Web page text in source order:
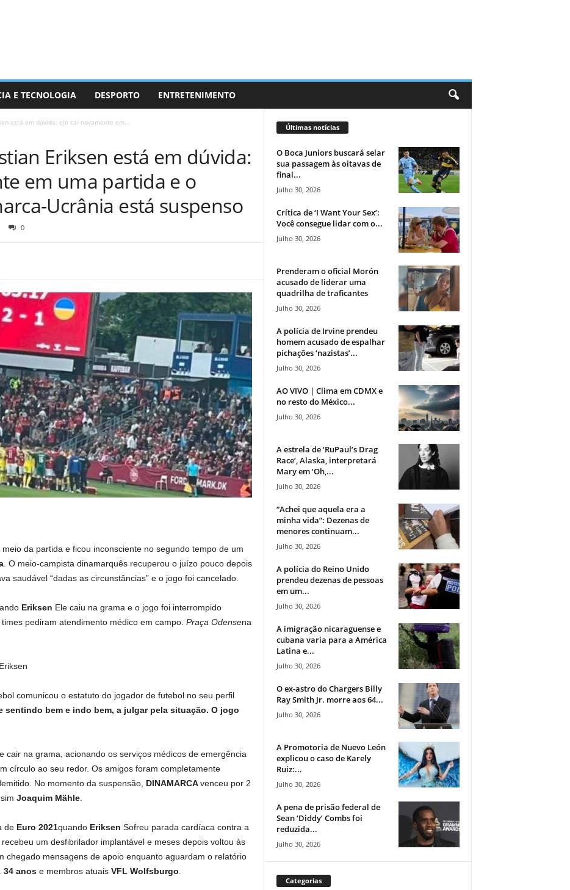
E TECNOLOGIA DESPORTO ENTRETENIMENTO
está em dúvida: ele cai novamente em...
Eriksen está em dúvida:
em uma partida e o
Ucrânia está suspenso
0
meio da partida e ficou inconsciente no segundo tempo de um
. O meio-campista dinamarquês recuperou o juízo pouco depois
saudável “dadas as circunstâncias” e o jogo foi cancelado.
Eriksen Ele caiu na grama e o jogo foi interrompido
pediram atendimento médico em campo. Praça Odensena
comunicou o estatuto do jogador de futebol no seu perfil
sentindo bem e indo bem, a julgar pela situação. O jogo
cair na grama, acionando os serviços médicos de emergência
círculo ao seu redor. Os amigos foram completamente
No momento da suspensão, DINAMARCAvenceu por 2
sim Joaquim Mähle.
de Euro 2021quando Eriksen Sofreu parada cardíaca contra a
um desfibrilador implantável e meses depois voltou às
chegado mensagens de apoio enquanto aguardam o relatório
34 anose membros atuais VFL Wolfsburgo
Últimas notícias
O Boca Juniors buscará selar
sua passagem às oitavas de
final...
Julho 30, 2026
Crítica de ‘I Want Your Sex’:
Você consegue lidar com o...
Julho 30, 2026
Prenderam o oficial Morón
acusado de liderar uma
quadrilha de traficantes
Julho 30, 2026
A polícia de Irvine prendeu
homem acusado de espalhar
pichações ‘nazistas’...
Julho 30, 2026
AO VIVO | Clima em CDMX e
no resto do México...
Julho 30, 2026
A estrela de ‘RuPaul’s Drag
Race’, Alaska, interpretará
Mary em ‘Oh,...
Julho 30, 2026
“Achei que aquela era a
minha vida”: Dezenas de
menores continuam...
Julho 30, 2026
A polícia do Reino Unido
prendeu dezenas de pessoas
em um...
Julho 30, 2026
A imigração nicaraguense e
cubana varia para a América
Latina e...
Julho 30, 2026
O ex-astro do Chargers Billy
Ray Smith Jr. morre aos 64...
Julho 30, 2026
A Promotoria de Nuevo León
explicou o caso de Karely
Ruiz:...
Julho 30, 2026
A pena de prisão federal de
Sean ‘Diddy’ Combs foi
reduzida...
Julho 30, 2026
Categorias